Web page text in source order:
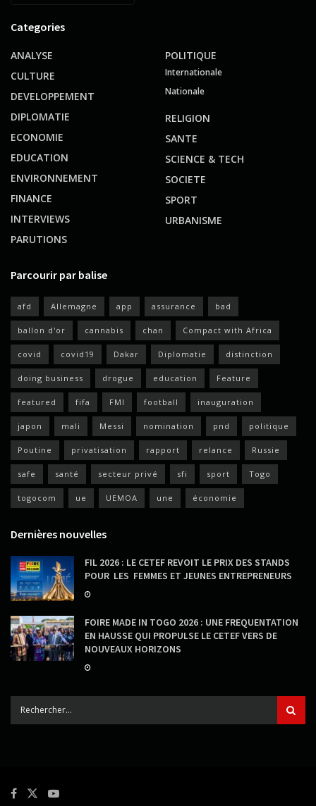
Categories
ANALYSE
CULTURE
DEVELOPPEMENT
DIPLOMATIE
ECONOMIE
EDUCATION
ENVIRONNEMENT
FINANCE
INTERVIEWS
PARUTIONS
POLITIQUE
Internationale
Nationale
RELIGION
SANTE
SCIENCE & TECH
SOCIETE
SPORT
URBANISME
Parcourir par balise
afd Allemagne app assurance bad
ballon d'or cannabis chan Compact with Africa
covid covid19 Dakar Diplomatie distinction
doing business drogue education Feature
featured fifa FMI football inauguration
japon mali Messi nomination pnd politique
Poutine privatisation rapport relance Russie
safe santé secteur privé sfi sport Togo
togocom ue UEMOA une économie
Dernières nouvelles
FIL 2026 : LE CETEF REVOIT LE PRIX DES STANDS
POUR LES FEMMES ET JEUNES ENTREPRENEURS
FOIRE MADE IN TOGO 2026 : UNE FREQUENTATION
EN HAUSSE QUI PROPULSE LE CETEF VERS DE
NOUVEAUX HORIZONS